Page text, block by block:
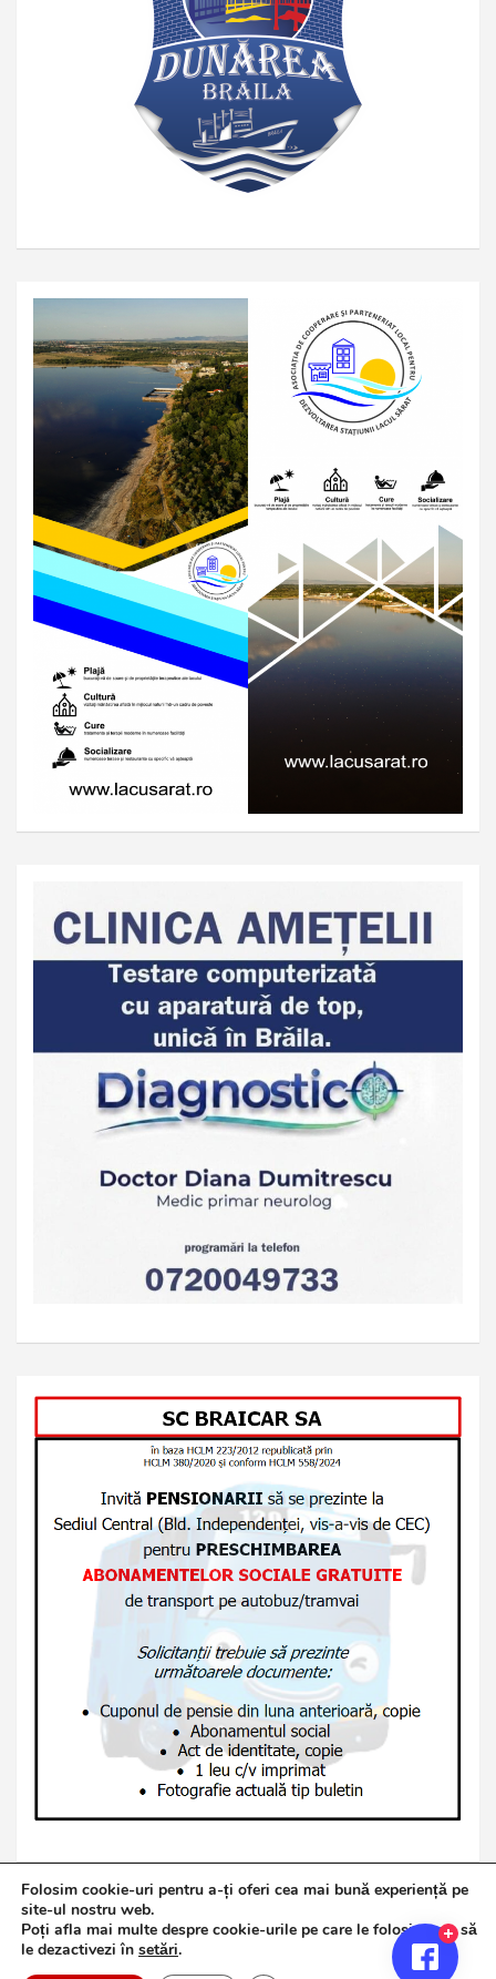
Copyright © 2026Jurnalul de Brăila
Politică de confidențialitate
Theme Horse
Folosim cookie-uri pentru a-ți oferi cea mai bună experiență pe
site-ul nostru web.
Poți afla mai multe despre cookie-urile pe care le folosim sau să
le dezactivezi în setări.